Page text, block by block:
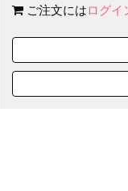
ご注文にはログイ